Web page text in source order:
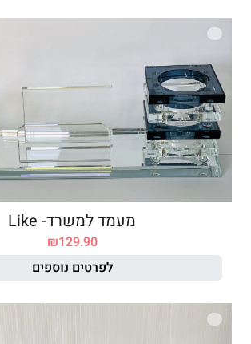
מעמד למשרד- Like
₪129.90
לפרטים נוספים